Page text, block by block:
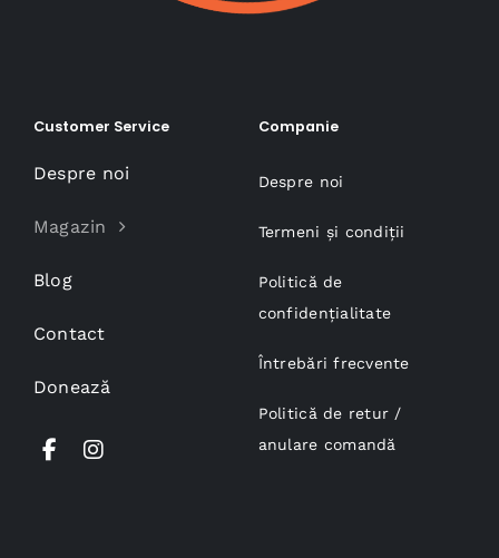
Customer Service
Despre noi
Magazin
Blog
Contact
Donează
Companie
Despre noi
Termeni și condiții
Politică de
confidențialitate
Întrebări frecvente
Politică de retur /
anulare comandă